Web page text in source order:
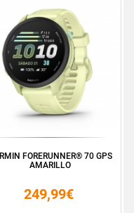
FORERUNNER® 70 GPS
AMARILLO
249,99€